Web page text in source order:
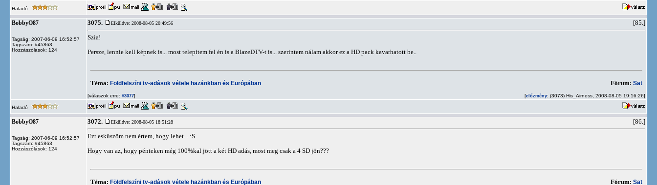
Haladó
BobbyO87
Tagság: 2007-06-09 16:52:57
Tagszám: #45863
Hozzászólások: 124
3075. Elküldve: 2008-08-05 20:49:56 [85.]
Szia!
Persze, lennie kell képnek is... most telepitem fel én is a BlazeDTV-t is... szerintem nálam akkor ez a HD pack kavarhatott be..
Téma: Földfelszíni tv-adások vétele hazánkban és Európában Fórum: Sat
[válaszok erre: #3077] [előzmény: (3073) His_Airness, 2008-08-05 19:16:26]
Haladó
BobbyO87
Tagság: 2007-06-09 16:52:57
Tagszám: #45863
Hozzászólások: 124
3072. Elküldve: 2008-08-05 18:51:28 [86.]
Ezt esküszöm nem értem, hogy lehet... :S
Hogy van az, hogy pénteken még 100%kal jött a két HD adás, most meg csak a 4 SD jön???
Téma: Földfelszíni tv-adások vétele hazánkban és Európában Fórum: Sat